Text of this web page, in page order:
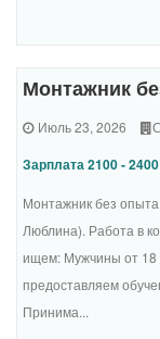
Монтажник
Июль 23, 2026
Зарплата 2100 -
Монтажник без
Люблина). Работа в
ищем: Мужчины от 18
предоставляем
Принима...